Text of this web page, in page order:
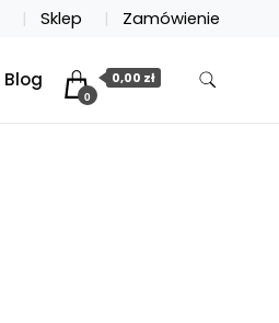
Sklep Zamówienie
Blog
0
0,00 zł